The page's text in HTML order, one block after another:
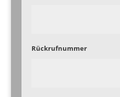
Rückrufnummer